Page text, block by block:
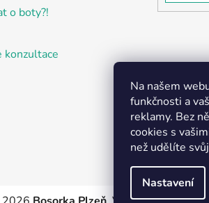
Na našem
funkčnosti a
reklamy. Bez
cookies s
než udělíte
Nastavení
o boty?!
konzultace